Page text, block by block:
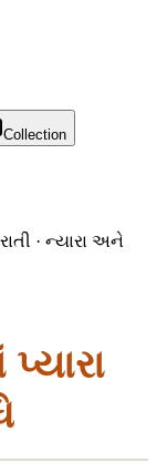
Collection
· ન્યારા અને